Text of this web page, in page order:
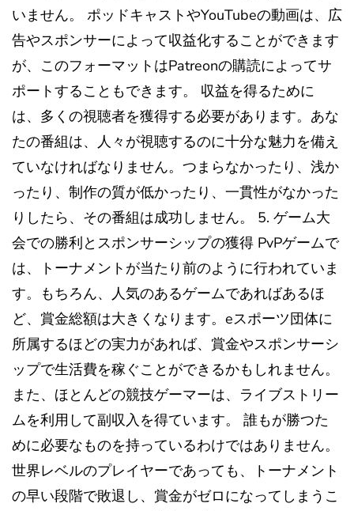
いません。 ポッドキャストやYouTubeの動画は、広
告やスポンサーによって収益化することができます
が、このフォーマットはPatreonの購読によってサ
ポートすることもできます。 収益を得るために
は、多くの視聴者を獲得する必要があります。あな
たの番組は、人々が視聴するのに十分な魅力を備え
ていなければなりません。つまらなかったり、浅か
ったり、制作の質が低かったり、一貫性がなかった
りしたら、その番組は成功しません。 5. ゲーム大
会での勝利とスポンサーシップの獲得 PvPゲームで
は、トーナメントが当たり前のように行われていま
す。もちろん、人気のあるゲームであればあるほ
ど、賞金総額は大きくなります。eスポーツ団体に
所属するほどの実力があれば、賞金やスポンサーシ
ップで生活費を稼ぐことができるかもしれません。
また、ほとんどの競技ゲーマーは、ライブストリー
ムを利用して副収入を得ています。 誰もが勝つた
めに必要なものを持っているわけではありません。
世界レベルのプレイヤーであっても、トーナメント
の早い段階で敗退し、賞金がゼロになってしまうこ